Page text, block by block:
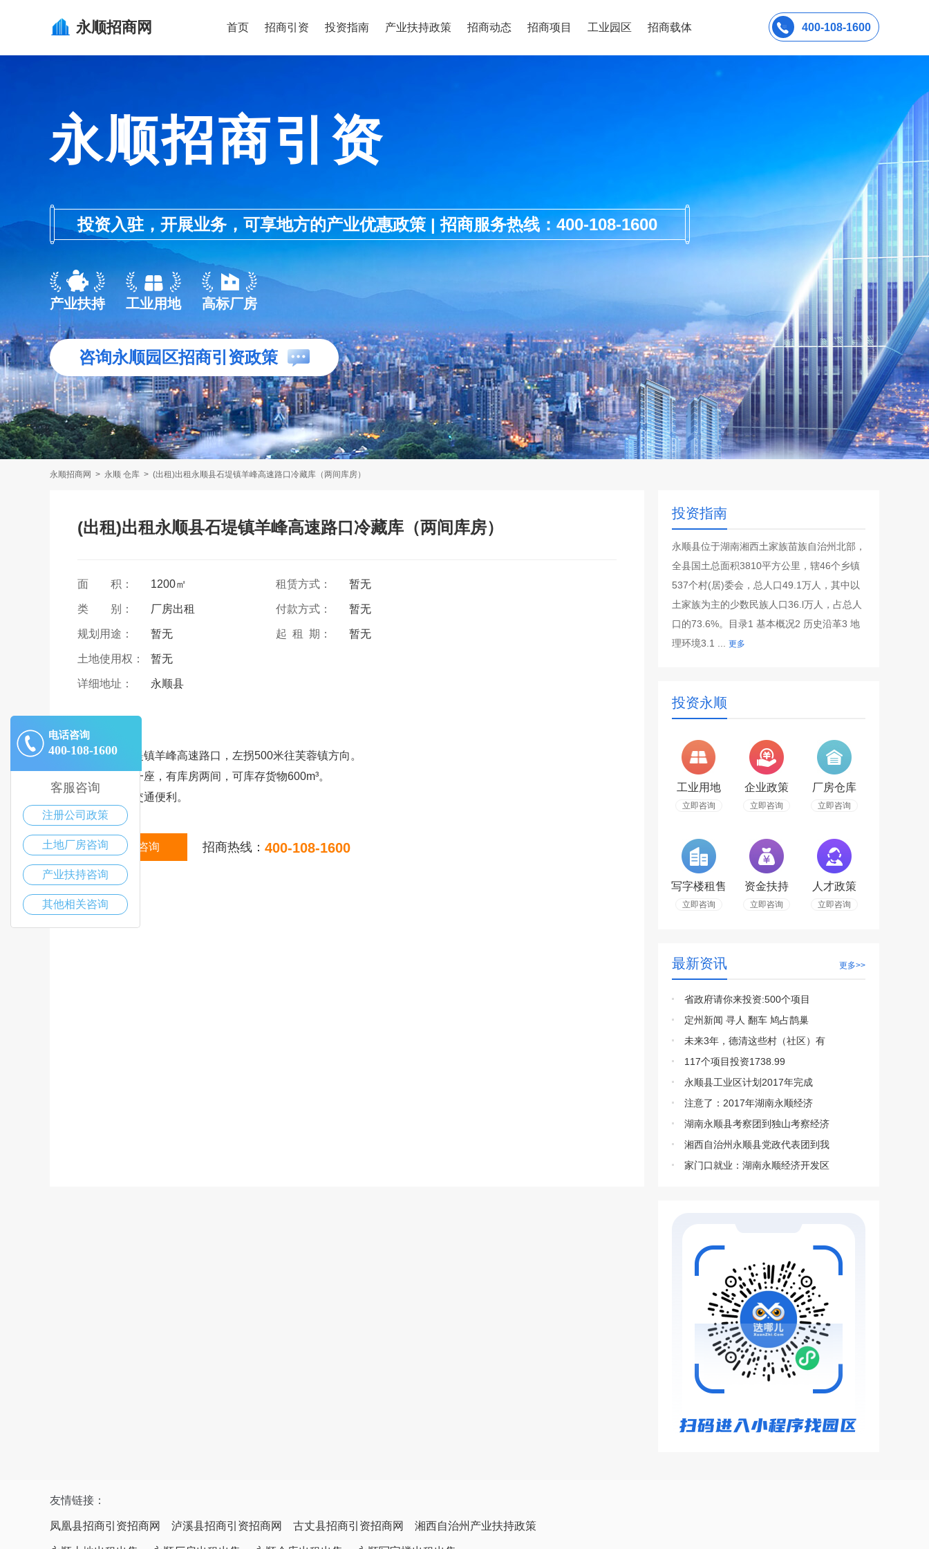
永顺招商网 首页 招商引资 投资指南 产业扶持政策 招商动态 招商项目 工业园区 招商载体 400-108-1600
永顺招商引资
投资入驻，开展业务，可享地方的产业优惠政策 | 招商服务热线：400-108-1600
产业扶持 工业用地 高标厂房
咨询永顺园区招商引资政策
永顺招商网 > 永顺 仓库 > (出租)出租永顺县石堤镇羊峰高速路口冷藏库（两间库房）
(出租)出租永顺县石堤镇羊峰高速路口冷藏库（两间库房）
面 积： 1200㎡ 租赁方式： 暂无
类 别： 厂房出租 付款方式： 暂无
规划用途： 暂无 起 租 期： 暂无
土地使用权： 暂无
详细地址： 永顺县
下永顺县石堤镇羊峰高速路口，左拐500米往芙蓉镇方向。
新建冷藏库一座，有库房两间，可库存货物600m³。
临近高速，交通便利。
在线咨询 招商热线： 400-108-1600
投资指南
永顺县位于湖南湘西土家族苗族自治州北部，
全县国土总面积3810平方公里，辖46个乡镇
537个村(居)委会，总人口49.1万人，其中以
土家族为主的少数民族人口36.l万人，占总人
口的73.6%。目录1 基本概况2 历史沿革3 地
理环境3.1 ... 更多
投资永顺
工业用地
立即咨询
企业政策
立即咨询
厂房仓库
立即咨询
写字楼租售
立即咨询
资金扶持
立即咨询
人才政策
立即咨询
最新资讯 更多>>
省政府请你来投资:500个项目
定州新闻 寻人 翻车 鸠占鹊巢
未来3年，德清这些村（社区）有
117个项目投资1738.99
永顺县工业区计划2017年完成
注意了：2017年湖南永顺经济
湖南永顺县考察团到独山考察经济
湘西自治州永顺县党政代表团到我
家门口就业：湖南永顺经济开发区
友情链接：
凤凰县招商引资招商网 泸溪县招商引资招商网 古丈县招商引资招商网 湘西自治州产业扶持政策
电话咨询
400-108-1600
客服咨询
注册公司政策
土地厂房咨询
产业扶持咨询
其他相关咨询